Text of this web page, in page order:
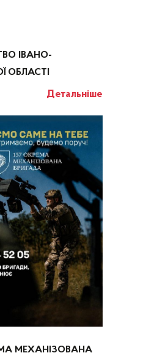
ІВАНО-
ОБЛАСТІ
Детальніше
МЕХАНІЗОВАНА